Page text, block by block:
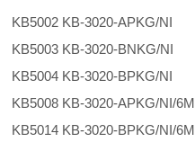
KB5002 KB-3020-APKG/NI
KB5003 KB-3020-BNKG/NI
KB5004 KB-3020-BPKG/NI
KB5008 KB-3020-APKG/NI/6M
KB5014 KB-3020-BPKG/NI/6M